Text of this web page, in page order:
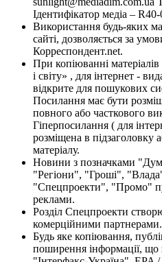
Ідентифікатор медіа –
Використання будь-яких
сайті, дозволяється за
Корреспондент.net.
При копіюванні
і світу» , для інтернет -
відкрите для пошукових
Посилання має бути
повного або часткового
Гіперпосилання ( для
розміщена в підзаголовку
матеріалу.
Новини з позначками
"Регіони", "Гроші",
"Спецпроекти", "Промо"
реклами.
Розділ Спецпроекти
комерційними партнерами.
Будь яке копіювання,
поширення інформації, що